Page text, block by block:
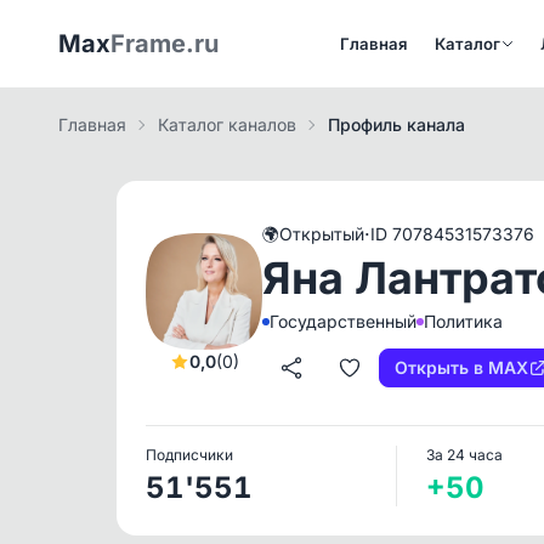
MaxFrame.ru Главная Каталог
Главная Каталог каналов Профиль канала
0,0(0)
🌍Открытый·ID 70784531573376
Яна
Государственный Политика
Открыть в MAX
Подписчики
51'551
За 24 часа
+50